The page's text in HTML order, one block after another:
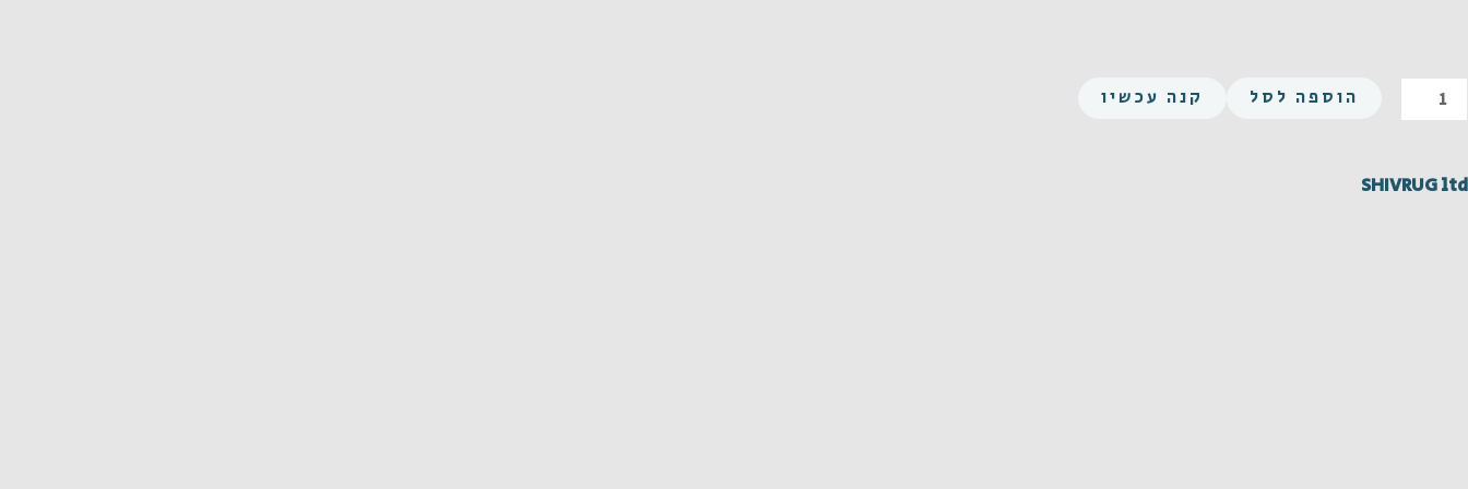
כמות
של
UNF
הוספה לסל קנה עכשיו
SHIVRUG ltd